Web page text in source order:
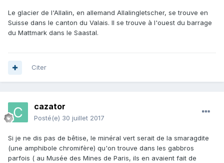
Le glacier de l'Allalin, en allemand Allalingletscher, se trouve en
Suisse dans le canton du Valais. Il se trouve à l'ouest du barrage
du Mattmark dans le Saastal.
Citer
cazator
Posté(e) 30 juillet 2017
Si je ne dis pas de bêtise, le minéral vert serait de la smaragdite
(une amphibole chromifère) qu'on trouve dans les gabbros
parfois ( au Musée des Mines de Paris, ils en avaient fait de